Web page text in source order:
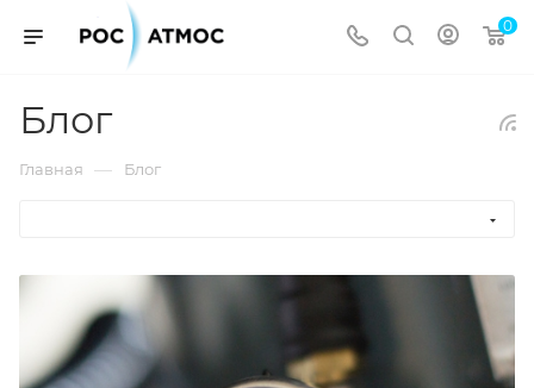
0
Блог
Главная — Блог